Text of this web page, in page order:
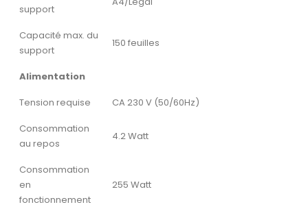
support
Capacité max. du
support
150 feuilles
Alimentation
Tension requise
CA 230 V (50/60Hz)
Consommation
au repos
4.2 Watt
Consommation
en
fonctionnement
255 Watt